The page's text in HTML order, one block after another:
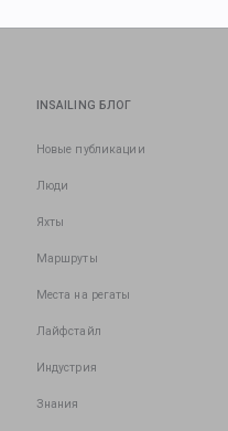
INSAILING БЛОГ
Новые публикации
Люди
Яхты
Маршруты
Места на регаты
Лайфстайл
Индустрия
Знания